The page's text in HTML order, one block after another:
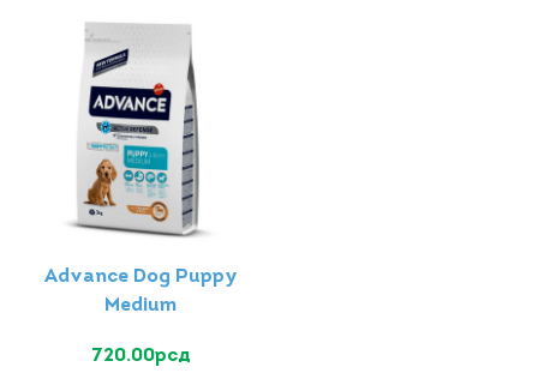
Advance Dog Puppy
Medium
720.00рсд